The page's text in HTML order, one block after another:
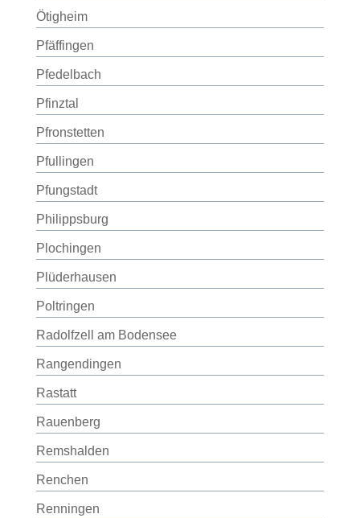
Ötigheim
Pfäffingen
Pfedelbach
Pfinztal
Pfronstetten
Pfullingen
Pfungstadt
Philippsburg
Plochingen
Plüderhausen
Poltringen
Radolfzell am Bodensee
Rangendingen
Rastatt
Rauenberg
Remshalden
Renchen
Renningen